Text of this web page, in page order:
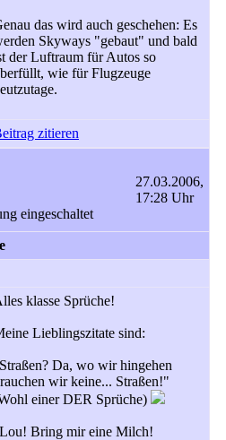
das wird auch geschehen: Es
Skyways "gebaut" und bald
der Luftraum für Autos so
wie für Flugzeuge
zitieren
eingeschaltet
27.03.2006,
17:28 Uhr
klasse Sprüche!
Lieblingszitate sind:
Da, wo wir hingehen
wir keine... Straßen!"
einer DER Sprüche)
Bring mir eine Milch!